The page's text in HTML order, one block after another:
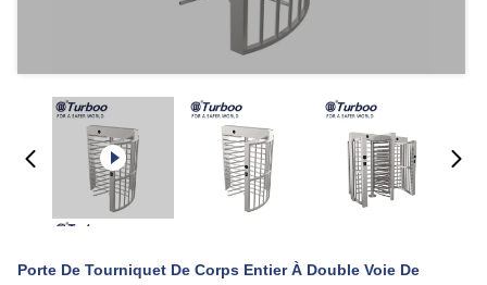
Porte De Tourniquet De Corps Entier À Double Voie De